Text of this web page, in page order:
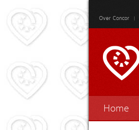
Over Concor |
Home